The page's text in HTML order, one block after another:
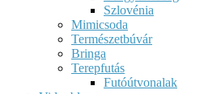
Szlovénia
Mimicsoda
Természetbúvár
Bringa
Terepfutás
Futóútvonalak